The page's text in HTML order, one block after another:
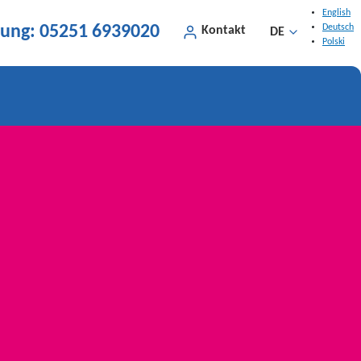
05251 6939020 Kontakt DE
English
Deutsch
Polski